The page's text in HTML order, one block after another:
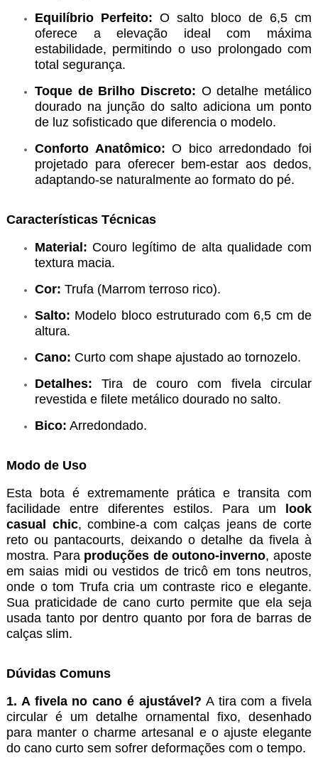
Equilíbrio Perfeito: O salto bloco de 6,5 cm
oferece a elevação ideal com máxima
estabilidade, permitindo o uso prolongado com
total segurança.
Toque de Brilho Discreto: O detalhe metálico
dourado na junção do salto adiciona um ponto
de luz sofisticado que diferencia o modelo.
Conforto Anatômico: O bico arredondado foi
projetado para oferecer bem-estar aos dedos,
adaptando-se naturalmente ao formato do pé.
Características Técnicas
Material: Couro legítimo de alta qualidade com
textura macia.
Cor: Trufa (Marrom terroso rico).
Salto: Modelo bloco estruturado com 6,5 cm de
altura.
Cano: Curto com shape ajustado ao tornozelo.
Detalhes: Tira de couro com fivela circular
revestida e filete metálico dourado no salto.
Bico: Arredondado.
Modo de Uso
Esta bota é extremamente prática e transita com
facilidade entre diferentes estilos. Para um
look
casual chic, combine-a com calças jeans de corte
reto ou pantacourts, deixando o detalhe da fivela à
mostra. Para produções de outono-inverno, aposte
em saias midi ou vestidos de tricô em tons neutros,
onde o tom Trufa cria um contraste rico e elegante.
Sua praticidade de cano curto permite que ela seja
usada tanto por dentro quanto por fora de barras de
calças slim.
Dúvidas Comuns
1. A fivela no cano é ajustável? A tira com a fivela
circular é um detalhe ornamental fixo, desenhado
para manter o charme artesanal e o ajuste elegante
do cano curto sem sofrer deformações com o tempo.